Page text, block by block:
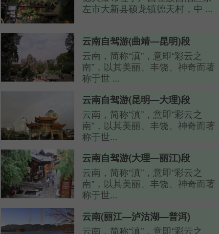
左市大新县硕龙镇德天村，中 ...
云南自驾游(曲靖—昆明)段
云南，简称“滇”，意即“彩云之
南”，以其美丽、丰饶、神奇而著
称于世 ...
云南自驾游(昆明—大理)段
云南，简称“滇”，意即“彩云之
南”，以其美丽、丰饶、神奇而著
称于世...
云南自驾游(大理—丽江)段
云南，简称“滇”，意即“彩云之
南”，以其美丽、丰饶、神奇而著
称于世...
云南(丽江—泸沽湖—普洱)
云南，简称“滇”，意即“彩云之